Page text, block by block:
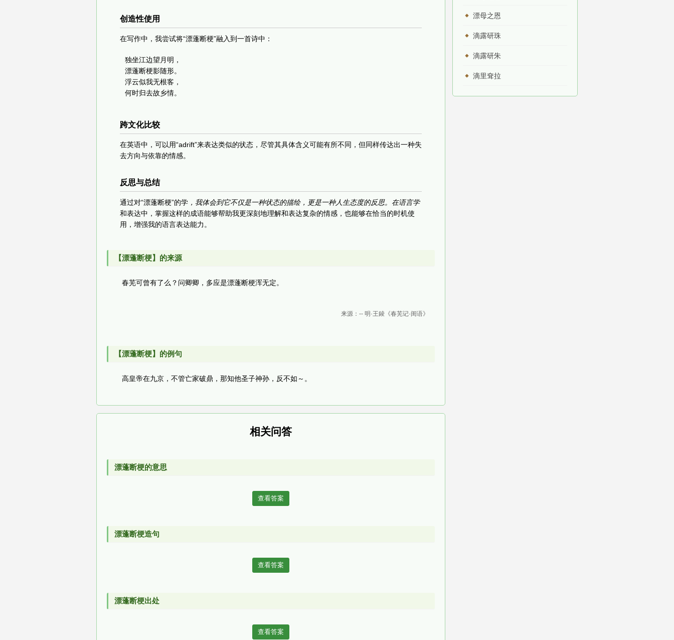
创造性使用
在写作中，我尝试将“漂蓬断梗”融入到一首诗中：
独坐江边望月明，
漂蓬断梗影随形。
浮云似我无根客，
何时归去故乡情。
跨文化比较
在英语中，可以用“adrift”来表达类似的状态，尽管其具体含义可能有所不同，但同样传达出一种失
去方向与依靠的情感。
反思与总结
通过对“漂蓬断梗”的学 ，我体会到它不仅是一种状态的描绘，更是一种人生态度的反思。在语言学
和表达中，掌握这样的成语能够帮助我更深刻地理解和表达复杂的情感，也能够在恰当的时机使
用，增强我的语言表达能力。
【漂蓬断梗】的来源
春芜可曾有了么？问卿卿，多应是漂蓬断梗浑无定。
来源：-- 明·王錂《春芜记·闺语》
【漂蓬断梗】的例句
高皇帝在九京，不管亡家破鼎，那知他圣子神孙，反不如～。
相关问答
漂蓬断梗的意思
查看答案
漂蓬断梗造句
查看答案
漂蓬断梗出处
查看答案
漂母之恩
滴露研珠
滴露研朱
滴里耷拉